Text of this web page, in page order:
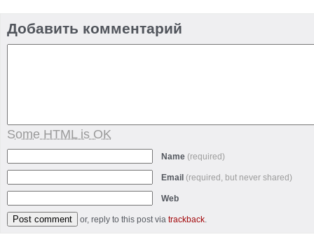
Добавить комментарий
Some HTML is OK
Name (required)
Email (required, but never shared)
Web
or, reply to this post via trackback.